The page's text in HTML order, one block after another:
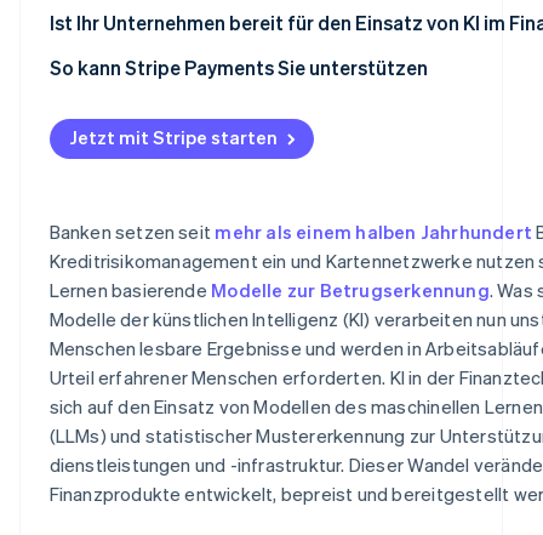
Rechtliche Compliance
Marktanalyse und Risikomanagement
Ist Ihr Unternehmen bereit für den Einsatz von KI im
So kann Stripe Payments Sie unterstützen
Jetzt mit Stripe starten
Banken setzen seit mehr als einem halben Jahrhundert
Kreditrisikomanagement ein und Kartennetzwerke nutzen
Lernen basierende Modelle zur Betrugserkennung. Was
Modelle der künstlichen Intelligenz (KI) verarbeiten nun
Menschen lesbare Ergebnisse und werden in
Urteil erfahrener Menschen erforderten. KI in der
sich auf den Einsatz von Modellen des maschinellen
(LLMs) und statistischer Mustererkennung zur
dienstleistungen und -infrastruktur. Dieser Wandel
Finanzprodukte entwickelt, bepreist und bereitgestellt